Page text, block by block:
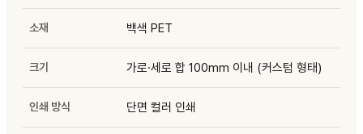
소재 백색 PET
크기 가로·세로 합 100mm 이내 (커스텀 형태)
인쇄 방식 단면 컬러 인쇄